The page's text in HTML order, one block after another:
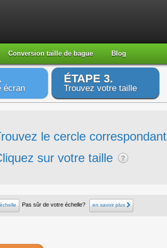
Conversion taille de bague Blog
écran
ÉTAPE 3.
Trouvez votre taille
le cercle correspondant
sur votre taille
Pas sûr de votre échelle? en savoir plus